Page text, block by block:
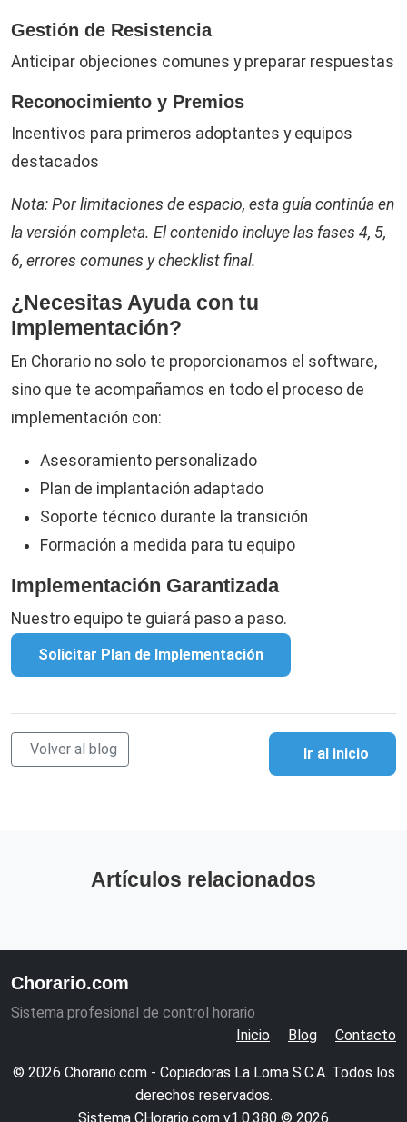
Gestión de Resistencia
Anticipar objeciones comunes y preparar respuestas
Reconocimiento y Premios
Incentivos para primeros adoptantes y equipos
destacados
Nota: Por limitaciones de espacio, esta guía continúa en
la versión completa. El contenido incluye las fases 4, 5,
6, errores comunes y checklist final.
¿Necesitas Ayuda con tu
Implementación?
En Chorario no solo te proporcionamos el software,
sino que te acompañamos en todo el proceso de
implementación con:
Asesoramiento personalizado
Plan de implantación adaptado
Soporte técnico durante la transición
Formación a medida para tu equipo
Implementación Garantizada
Nuestro equipo te guiará paso a paso.
Solicitar Plan de Implementación
Volver al blog Ir al inicio
Artículos relacionados
Chorario.com
Sistema profesional de control horario
Inicio
Blog Contacto
© 2026 Chorario.com - Copiadoras La Loma S.C.A. Todos los
derechos reservados.
Sistema CHorario.com v1.0.380 © 2026